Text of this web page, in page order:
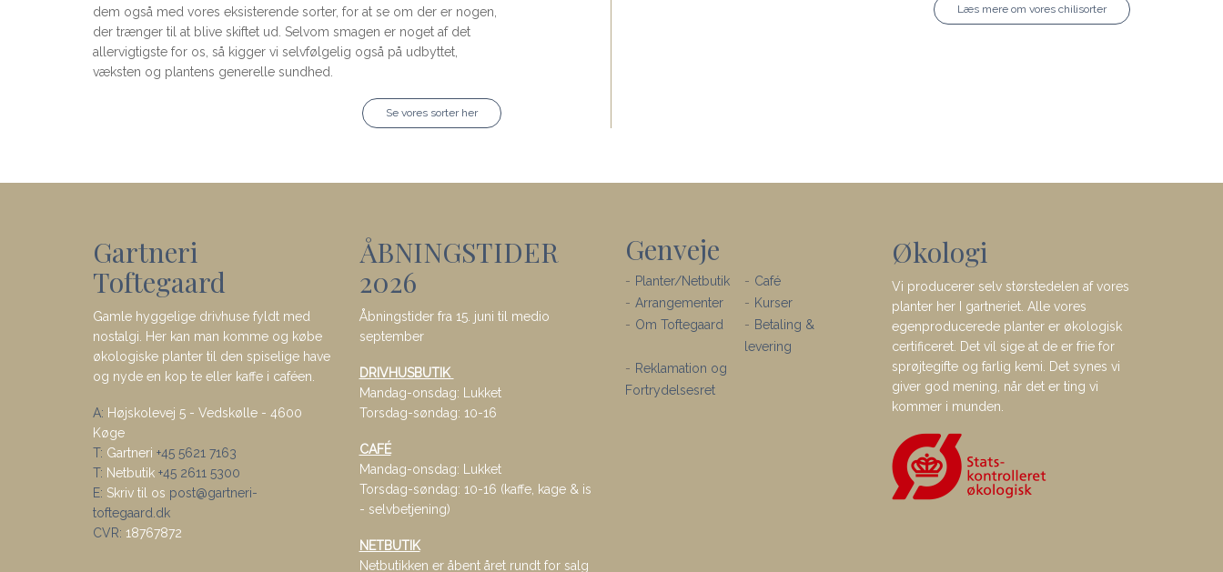
dem også med vores eksisterende sorter, for at se om der er nogen,
der trænger til at blive skiftet ud. Selvom smagen er noget af det
allervigtigste for os, så kigger vi selvfølgelig også på udbyttet,
væksten og plantens generelle sundhed.
Se vores sorter her
Læs mere om vores chilisorter
Gartneri
Toftegaard
Gamle hyggelige drivhuse fyldt med
nostalgi. Her kan man komme og købe
økologiske planter til den spiselige have
og nyde en kop te eller kaffe i caféen.
A: Højskolevej 5 - Vedskølle - 4600
Køge
T: Gartneri +45 5621 7163
T: Netbutik +45 2611 5300
E: Skriv til os post@gartneri-
toftegaard.dk
CVR: 18767872
ÅBNINGSTIDER
2026
Åbningstider fra 15. juni til medio
september
DRIVHUSBUTIK
Mandag-onsdag: Lukket
Torsdag-søndag: 10-16
CAFÉ
Mandag-onsdag: Lukket
Torsdag-søndag: 10-16 (kaffe, kage & is
- selvbetjening)
NETBUTIK
Netbutikken er åbent året rundt for salg
Genveje
Planter/Netbutik
Café
Arrangementer
Kurser
Om Toftegaard
Betaling &
levering
Reklamation og
Fortrydelsesret
Økologi
Vi producerer selv størstedelen af vores
planter her I gartneriet. Alle vores
egenproducerede planter er økologisk
certificeret. Det vil sige at de er frie for
sprøjtegifte og farlig kemi. Det synes vi
giver god mening, når det er ting vi
kommer i munden.